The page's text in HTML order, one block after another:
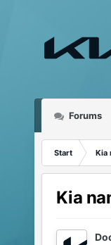
Forums
Start Kia
Kia